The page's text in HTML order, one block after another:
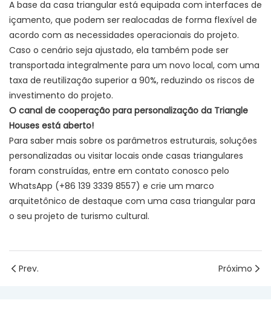
A base da casa triangular está equipada com interfaces de
içamento, que podem ser realocadas de forma flexível de
acordo com as necessidades operacionais do projeto.
Caso o cenário seja ajustado, ela também pode ser
transportada integralmente para um novo local, com uma
taxa de reutilização superior a 90%, reduzindo os riscos de
investimento do projeto.
O canal de cooperação para personalização da Triangle
Houses está aberto!
Para saber mais sobre os parâmetros estruturais, soluções
personalizadas ou visitar locais onde casas triangulares
foram construídas, entre em contato conosco pelo
WhatsApp (+86 139 3339 8557) e crie um marco
arquitetônico de destaque com uma casa triangular para
o seu projeto de turismo cultural.
Prev. Próximo